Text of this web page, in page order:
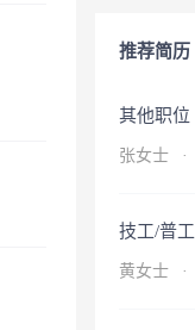
推荐简历
其他职位
张女士 ·
技工/普工
黄女士 ·